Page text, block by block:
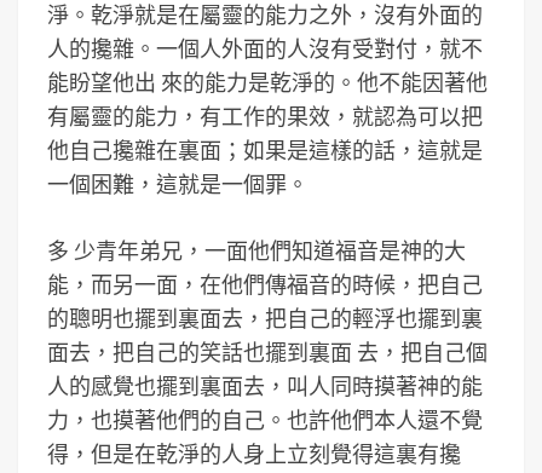
淨。乾淨就是在屬靈的能力之外，沒有外面的
人的攙雜。一個人外面的人沒有受對付，就不
能盼望他出 來的能力是乾淨的。他不能因著他
有屬靈的能力，有工作的果效，就認為可以把
他自己攙雜在裏面；如果是這樣的話，這就是
一個困難，這就是一個罪。
多 少青年弟兄，一面他們知道福音是神的大
能，而另一面，在他們傳福音的時候，把自己
的聰明也擺到裏面去，把自己的輕浮也擺到裏
面去，把自己的笑話也擺到裏面 去，把自己個
人的感覺也擺到裏面去，叫人同時摸著神的能
力，也摸著他們的自己。也許他們本人還不覺
得，但是在乾淨的人身上立刻覺得這裏有攙